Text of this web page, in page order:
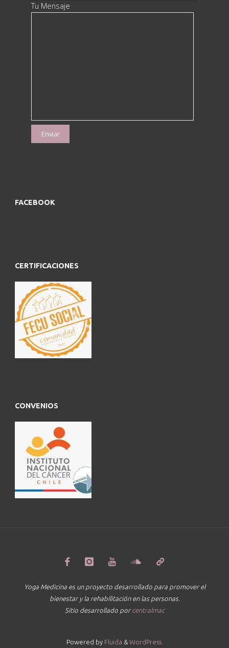
Tu Mensaje
FACEBOOK
CERTIFICACIONES
CONVENIOS
Yoga Medicina es un proyecto desarrollado para promover el
bienestar y la rehabilitación en las personas.
Sitio desarrollado porcentralmac
Powered byFluida & WordPress.